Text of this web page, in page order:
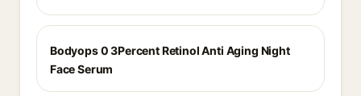
Bodyops 0 3Percent Retinol Anti Aging Night
Face Serum